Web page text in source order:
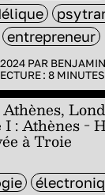
entrepreneur
PAR
: 8MINUTES
Athènes,
: Athènes -
à Troie